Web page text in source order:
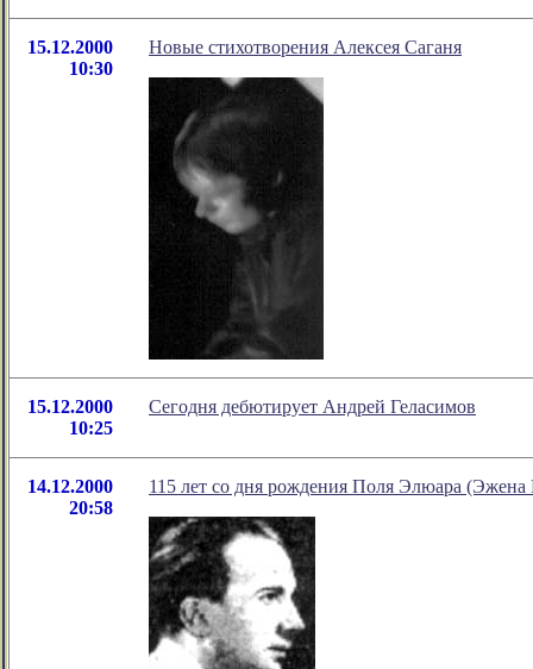
15.12.2000
10:30
Новые стихотворения Алексея Саганя
15.12.2000
10:25
Сегодня дебютирует Андрей Геласимов
14.12.2000
20:58
115 лет со дня рождения Поля Элюара (Эжена